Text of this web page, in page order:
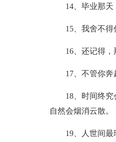
14、毕业那
15、我舍不得
16、还记得
17、不管你
18、时间终
自然会烟消云散。
19、人世间